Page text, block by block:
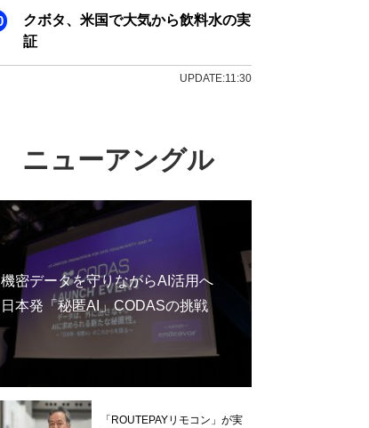
クボタ、米国で大気から飲料水の実
証
UPDATE:11:30
ニューアングル
機密データを守りながらAI活用へ
日本発「秘匿AI」CODASの挑戦
「ROUTEPAYリモコン」が実